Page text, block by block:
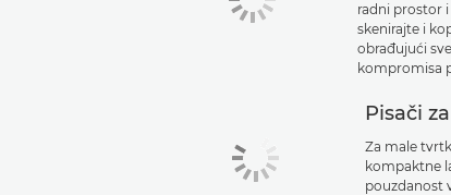
radni prostor
skenirajte i
obrađujući
kompromisa
Pisači
Za male
kompaktne
pouzdanost